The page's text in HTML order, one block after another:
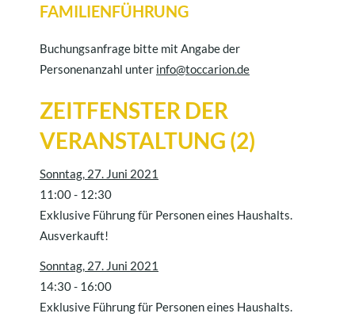
FAMILIENFÜHRUNG
Buchungsanfrage bitte mit Angabe der
Personenanzahl unter info@toccarion.de
ZEITFENSTER DER
VERANSTALTUNG (2)
Sonntag, 27. Juni 2021
11:00- 12:30
Exklusive Führung für Personen eines Haushalts.
Ausverkauft!
Sonntag, 27. Juni 2021
14:30- 16:00
Exklusive Führung für Personen eines Haushalts.